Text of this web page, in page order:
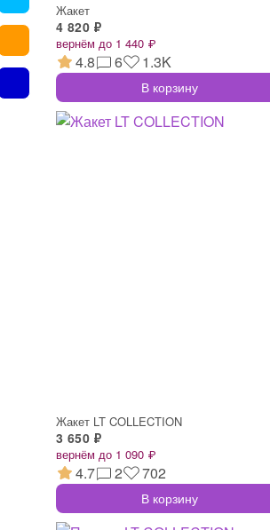
Жакет
4 820 ₽
вернём до 1 440 ₽
4.8 6 1.3K
В корзину
Жакет LT COLLECTION
3 650 ₽
вернём до 1 090 ₽
4.7 2 702
В корзину